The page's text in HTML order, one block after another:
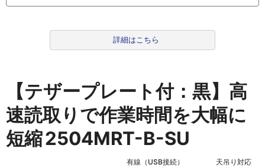
詳細はこちら
【テザープレート付：黒】高
速読取りで作業時間を大幅に
短縮2504MRT-B-SU
有線（USB接続）
天吊り対応